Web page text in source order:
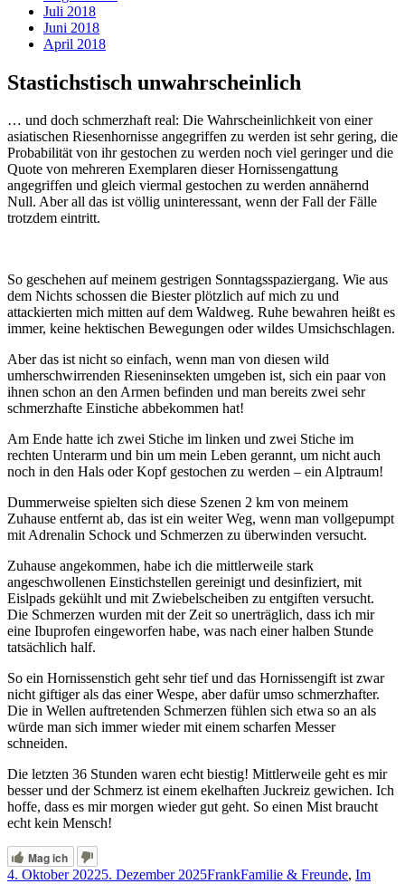
Juli 2018
Juni 2018
April 2018
Stastichstisch unwahrscheinlich
… und doch schmerzhaft real: Die Wahrscheinlichkeit von einer
asiatischen Riesenhornisse angegriffen zu werden ist sehr gering, die
Probabilität von ihr gestochen zu werden noch viel geringer und die
Quote von mehreren Exemplaren dieser Hornissengattung
angegriffen und gleich viermal gestochen zu werden annähernd
Null. Aber all das ist völlig uninteressant, wenn der Fall der Fälle
trotzdem eintritt.
So geschehen auf meinem gestrigen Sonntagsspaziergang. Wie aus
dem Nichts schossen die Biester plötzlich auf mich zu und
attackierten mich mitten auf dem Waldweg. Ruhe bewahren heißt es
immer, keine hektischen Bewegungen oder wildes Umsichschlagen.
Aber das ist nicht so einfach, wenn man von diesen wild
umherschwirrenden Rieseninsekten umgeben ist, sich ein paar von
ihnen schon an den Armen befinden und man bereits zwei sehr
schmerzhafte Einstiche abbekommen hat!
Am Ende hatte ich zwei Stiche im linken und zwei Stiche im
rechten Unterarm und bin um mein Leben gerannt, um nicht auch
noch in den Hals oder Kopf gestochen zu werden – ein Alptraum!
Dummerweise spielten sich diese Szenen 2 km von meinem
Zuhause entfernt ab, das ist ein weiter Weg, wenn man vollgepumpt
mit Adrenalin Schock und Schmerzen zu überwinden versucht.
Zuhause angekommen, habe ich die mittlerweile stark
angeschwollenen Einstichstellen gereinigt und desinfiziert, mit
Eislpads gekühlt und mit Zwiebelscheiben zu entgiften versucht.
Die Schmerzen wurden mit der Zeit so unerträglich, dass ich mir
eine Ibuprofen eingeworfen habe, was nach einer halben Stunde
tatsächlich half.
So ein Hornissenstich geht sehr tief und das Hornissengift ist zwar
nicht giftiger als das einer Wespe, aber dafür umso schmerzhafter.
Die in Wellen auftretenden Schmerzen fühlen sich etwa so an als
würde man sich immer wieder mit einem scharfen Messer
schneiden.
Die letzten 36 Stunden waren echt biestig! Mittlerweile geht es mir
besser und der Schmerz ist einem ekelhaften Juckreiz gewichen. Ich
hoffe, dass es mir morgen wieder gut geht. So einen Mist braucht
echt kein Mensch!
Mag ich
Veröffentlicht
4. Oktober 20225. Dezember 2025Autor
FrankKategorien
Familie & Freunde, Im